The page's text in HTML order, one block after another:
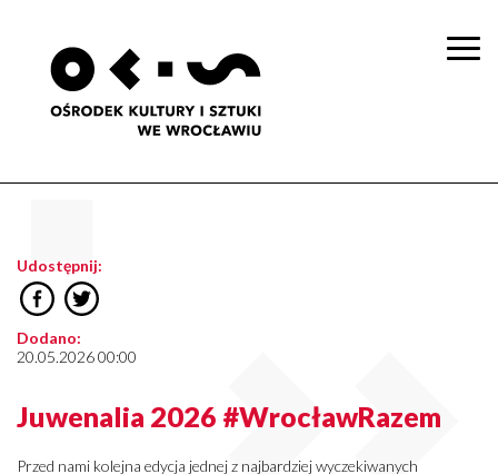
Udostępnij:
Dodano:
20.05.2026 00:00
Juwenalia 2026 #WrocławRazem
Przed nami kolejna edycja jednej z najbardziej wyczekiwanych